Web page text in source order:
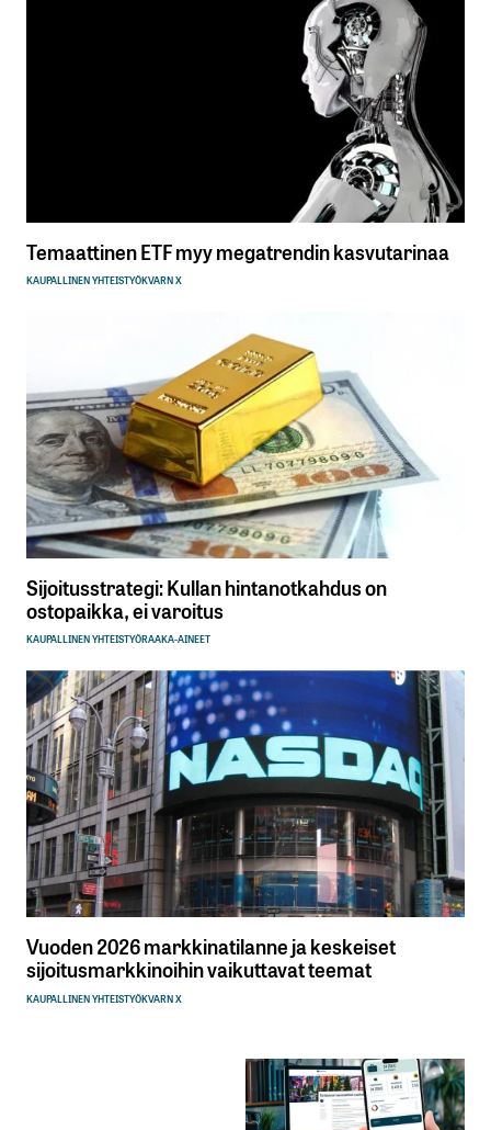
Temaattinen ETF myy megatrendin kasvutarinaa
KAUPALLINEN YHTEISTYÖKVARN X
Sijoitusstrategi: Kullan hintanotkahdus on
ostopaikka, ei varoitus
KAUPALLINEN YHTEISTYÖRAAKA-AINEET
Vuoden 2026 markkinatilanne ja keskeiset
sijoitusmarkkinoihin vaikuttavat teemat
KAUPALLINEN YHTEISTYÖKVARN X